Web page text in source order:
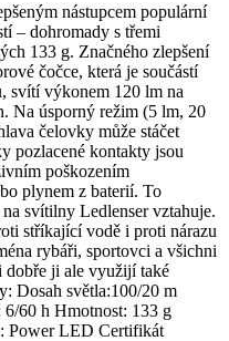
nástupcem populární
– dohromady s třemi
133 g. Značného zlepšení
čočce, která je součástí
svítí výkonem 120 lm na
Na úsporný režim (5 lm, 20
čelovky může stáčet
pozlacené kontakty jsou
poškozením
plynem z baterií. To
svítilny Ledlenser vztahuje.
stříkající vodě i proti nárazu
rybáři, sportovci a všichni
ji ale využijí také
Dosah světla:100/20 m
60 h Hmotnost: 133 g
Power LED Certifikát